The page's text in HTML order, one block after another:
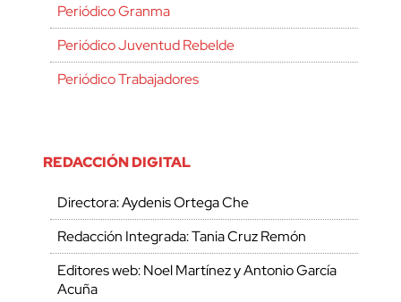
Periódico Granma
Periódico Juventud Rebelde
Periódico Trabajadores
REDACCIÓN DIGITAL
Directora: Aydenis Ortega Che
Redacción Integrada: Tania Cruz Remón
Editores web: Noel Martínez y Antonio García
Acuña